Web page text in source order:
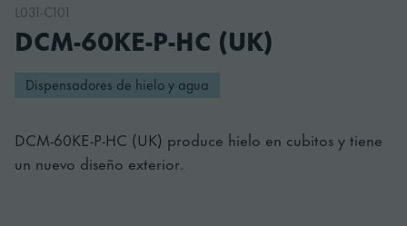
L031-C101
DCM-60KE-P-HC (UK)
Dispensadores de hielo y agua
DCM-60KE-P-HC (UK) produce hielo en cubitos y tiene
un nuevo diseño exterior.